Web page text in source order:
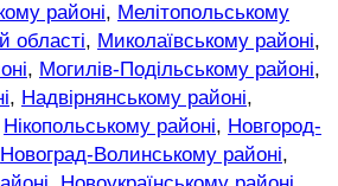
районі, Мелітопольському
області, Миколаївському районі,
, Могилів-Подільському районі,
, Надвірнянському районі,
Нікопольському районі, Новгород-
Новоград-Волинському районі,